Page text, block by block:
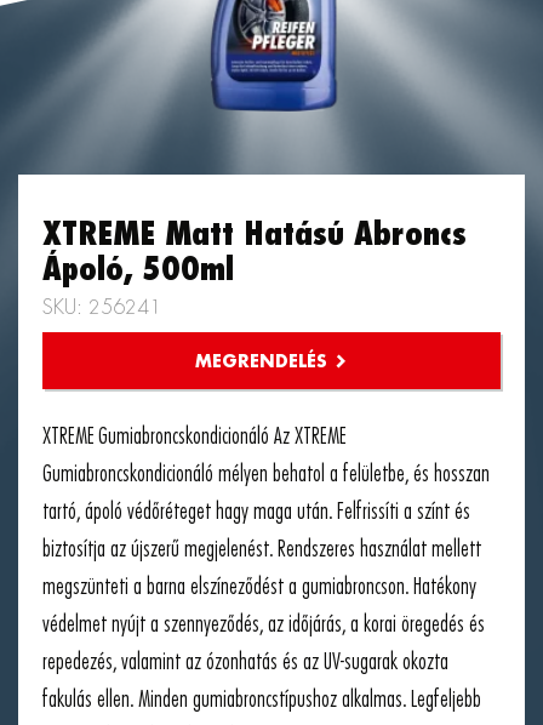
XTREME Matt Hatású Abroncs
Ápoló, 500ml
SKU: 256241
XTREME Gumiabroncskondicionáló Az XTREME
Gumiabroncskondicionáló mélyen behatol a felületbe, és hosszan
tartó, ápoló védőréteget hagy maga után. Felfrissíti a színt és
biztosítja az újszerű megjelenést. Rendszeres használat mellett
megszünteti a barna elszíneződést a gumiabroncson. Hatékony
védelmet nyújt a szennyeződés, az időjárás, a korai öregedés és
repedezés, valamint az ózonhatás és az UV-sugarak okozta
fakulás ellen. Minden gumiabroncstípushoz alkalmas. Legfeljebb